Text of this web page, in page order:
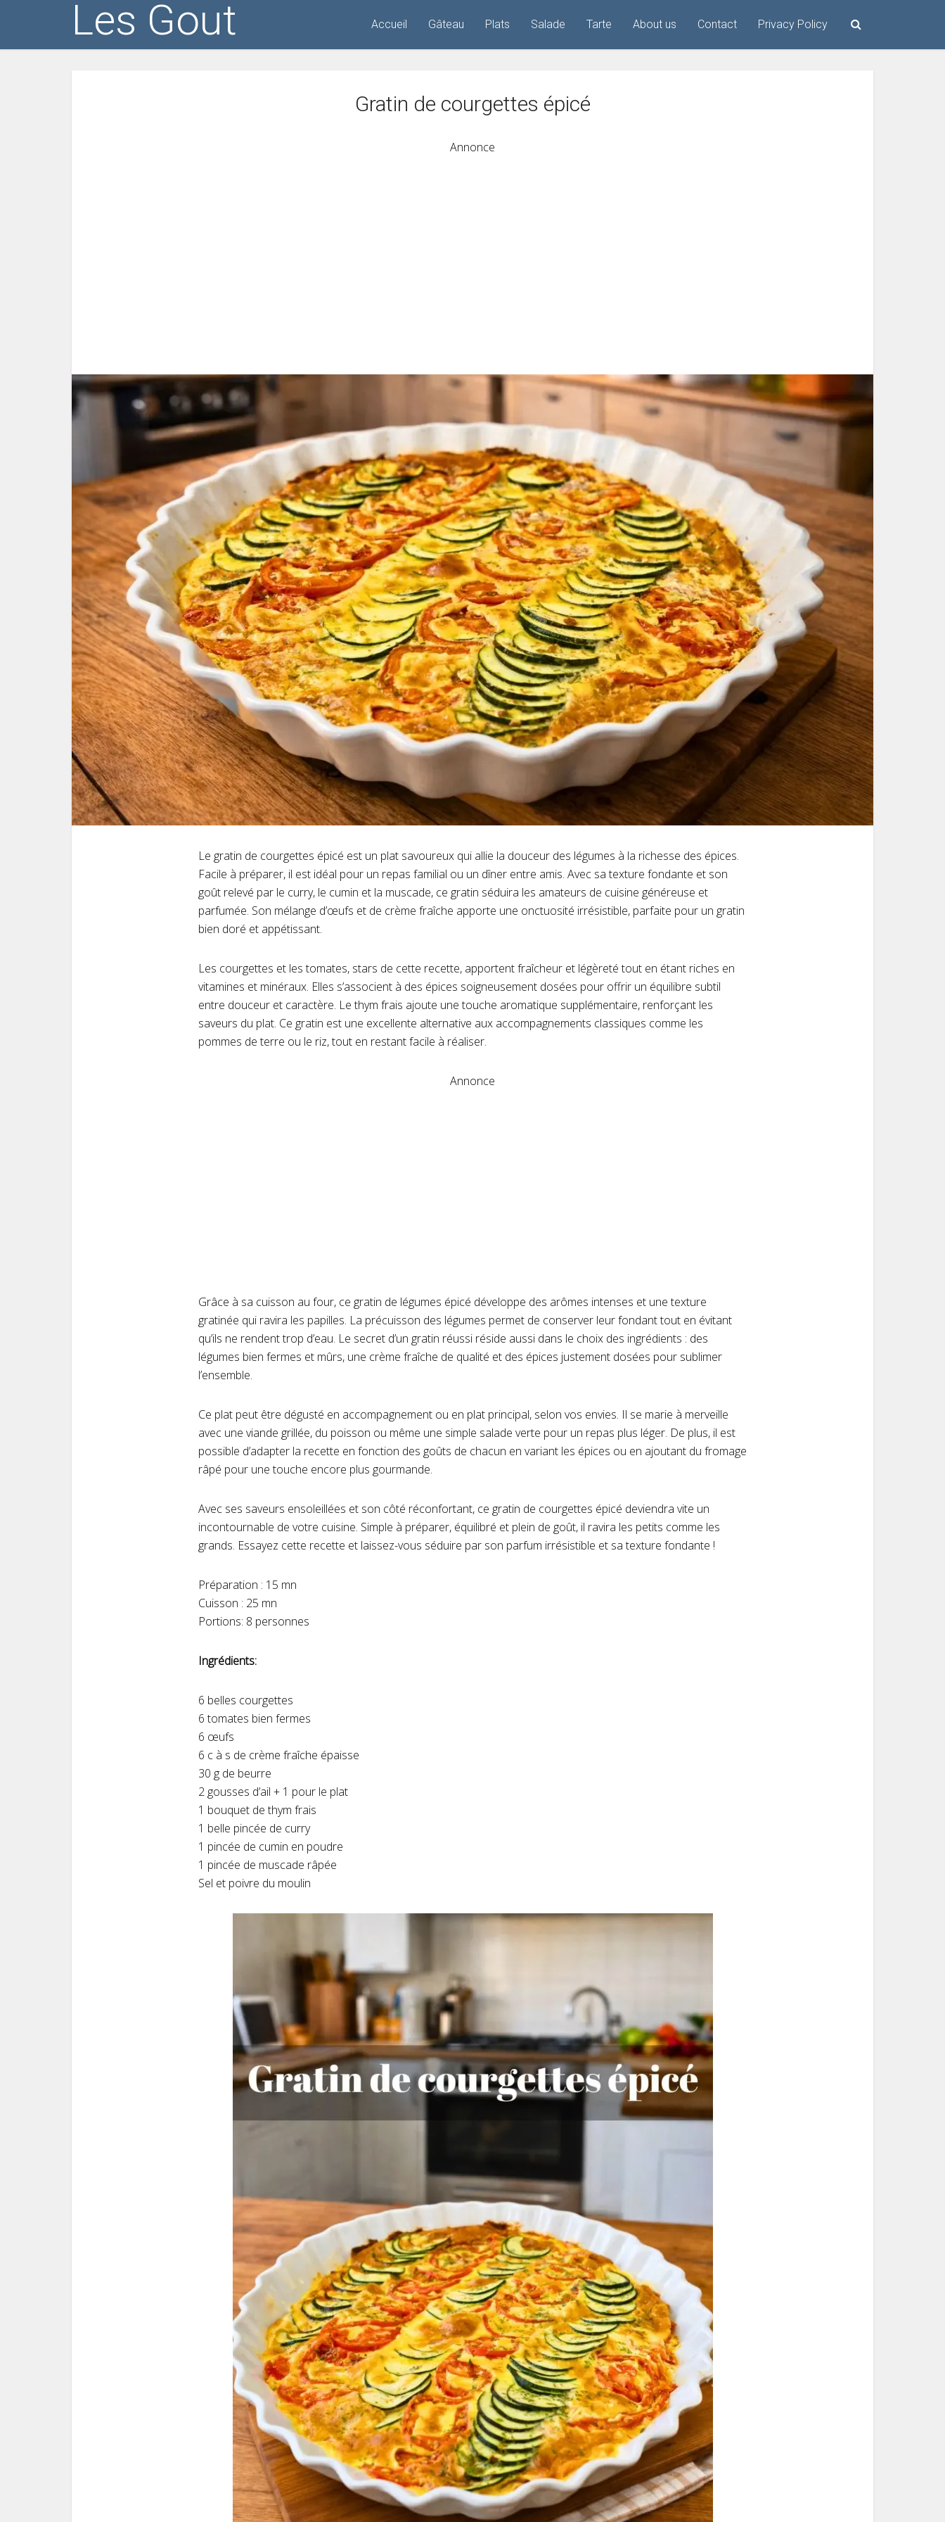
Les Gout Accueil Gâteau Plats Salade Tarte About us Contact Privacy Policy
Gratin de courgettes épicé
Annonce
Le gratin de courgettes épicé est un plat savoureux qui allie la douceur des légumes à la richesse des épices.
Facile à préparer, il est idéal pour un repas familial ou un dîner entre amis. Avec sa texture fondante et son
goût relevé par le curry, le cumin et la muscade, ce gratin séduira les amateurs de cuisine généreuse et
parfumée. Son mélange d’œufs et de crème fraîche apporte une onctuosité irrésistible, parfaite pour un gratin
bien doré et appétissant.
Les courgettes et les tomates, stars de cette recette, apportent fraîcheur et légèreté tout en étant riches en
vitamines et minéraux. Elles s’associent à des épices soigneusement dosées pour offrir un équilibre subtil
entre douceur et caractère. Le thym frais ajoute une touche aromatique supplémentaire, renforçant les
saveurs du plat. Ce gratin est une excellente alternative aux accompagnements classiques comme les
pommes de terre ou le riz, tout en restant facile à réaliser.
Annonce
Grâce à sa cuisson au four, ce gratin de légumes épicé développe des arômes intenses et une texture
gratinée qui ravira les papilles. La précuisson des légumes permet de conserver leur fondant tout en évitant
qu’ils ne rendent trop d’eau. Le secret d’un gratin réussi réside aussi dans le choix des ingrédients : des
légumes bien fermes et mûrs, une crème fraîche de qualité et des épices justement dosées pour sublimer
l’ensemble.
Ce plat peut être dégusté en accompagnement ou en plat principal, selon vos envies. Il se marie à merveille
avec une viande grillée, du poisson ou même une simple salade verte pour un repas plus léger. De plus, il est
possible d’adapter la recette en fonction des goûts de chacun en variant les épices ou en ajoutant du fromage
râpé pour une touche encore plus gourmande.
Avec ses saveurs ensoleillées et son côté réconfortant, ce gratin de courgettes épicé deviendra vite un
incontournable de votre cuisine. Simple à préparer, équilibré et plein de goût, il ravira les petits comme les
grands. Essayez cette recette et laissez-vous séduire par son parfum irrésistible et sa texture fondante !
Préparation : 15 mn
Cuisson : 25 mn
Portions: 8 personnes
Ingrédients:
6 belles courgettes
6 tomates bien fermes
6 œufs
6 c à s de crème fraîche épaisse
30 g de beurre
2 gousses d’ail + 1 pour le plat
1 bouquet de thym frais
1 belle pincée de curry
1 pincée de cumin en poudre
1 pincée de muscade râpée
Sel et poivre du moulin